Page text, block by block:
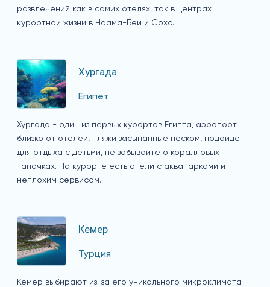
развлечений как в самих отелях, так в центрах
курортной жизни в Наама-Бей и Сохо.
Хургада
Египет
Хургада - один из первых курортов Египта, аэропорт
близко от отелей, пляжи засыпанные песком, подойдет
для отдыха с детьми, не забывайте о коралловых
тапочках. На курорте есть отели с аквапарками и
неплохим сервисом.
Кемер
Турция
Кемер выбирают из-за его уникального микроклимата -